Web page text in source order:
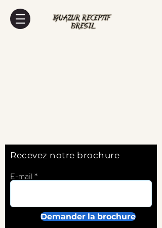
Recevez notre brochure
E-mail
Demander la brochure